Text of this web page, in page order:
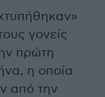
γονείς
πρώτη
η οποία
από την